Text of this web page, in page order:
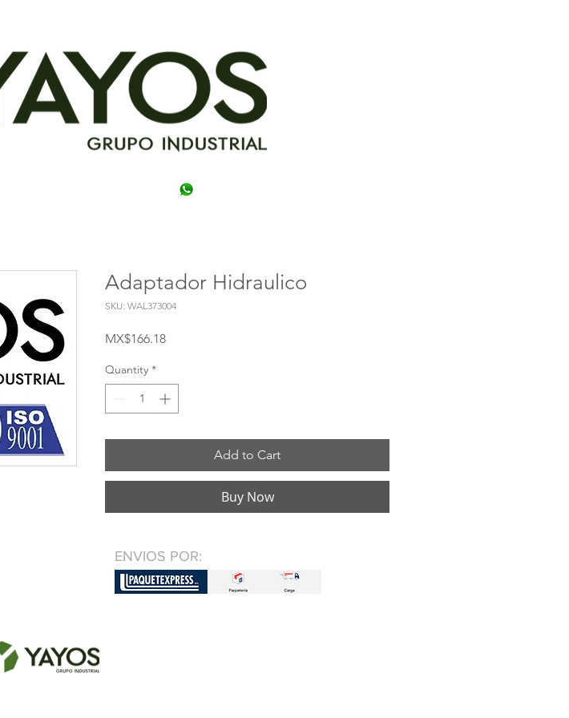
Adaptador Hidraulico
SKU: WAL373004
MX$166.18Price
Quantity *
Add to Cart
Buy Now
ENVIOS POR: